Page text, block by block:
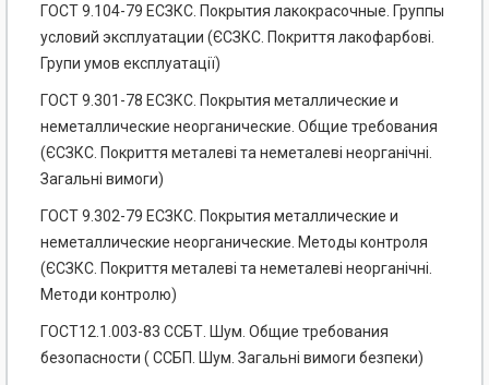
ГОСТ 9.104-79 ЕСЗКС. Покрытия лакокрасочные. Группы
условий эксплуатации (ЄСЗКС. Покриття лакофарбові.
Групи умов експлуатації)
ГОСТ 9.301-78 ЕСЗКС. Покрытия металлические и
неметаллические неорганические. Общие требования
(ЄСЗКС. Покриття металеві та неметалеві неорганічні.
Загальні вимоги)
ГОСТ 9.302-79 ЕСЗКС. Покрытия металлические и
неметаллические неорганические. Методы контроля
(ЄСЗКС. Покриття металеві та неметалеві неорганічні.
Методи контролю)
ГОСТ12.1.003-83 ССБТ. Шум. Общие требования
безопасности ( ССБП. Шум. Загальні вимоги безпеки)